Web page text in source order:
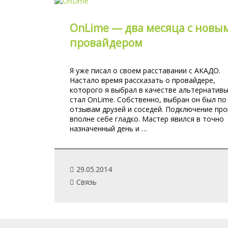
OnLime — два месяца с
провайдером
Я уже писал о своем расставании с АКАДО.
Настало время рассказать о провайдере,
которого я выбрал в качестве
стал OnLime. Собственно, выбран он был по
отзывам друзей и соседей. Подключение
вполне себе гладко. Мастер явился в точно
назначенный день и …
29.05.2014
Связь